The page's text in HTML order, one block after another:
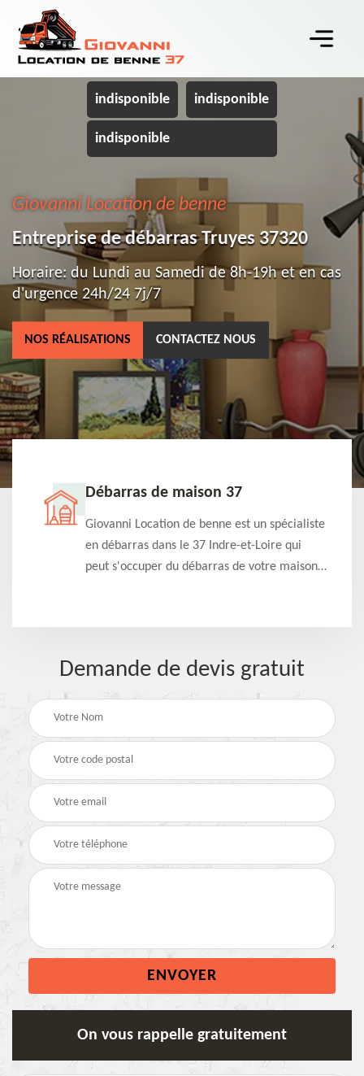
indisponible indisponible
indisponible
Giovanni Location de benne
Entreprise de débarras Truyes 37320
Horaire: du Lundi au Samedi de 8h-19h et en cas
d'urgence 24h/24 7j/7
NOS RÉALISATIONS CONTACTEZ NOUS
Débarras de maison 37
Giovanni Location de benne est un spécialiste
en débarras dans le 37 Indre-et-Loire qui
peut s'occuper du débarras de votre maison
Demande de devis gratuit
On vous rappelle gratuitement